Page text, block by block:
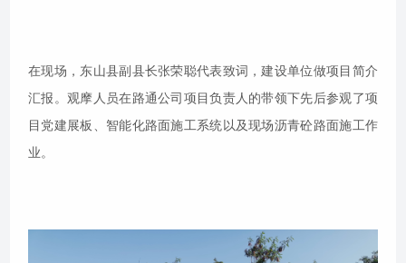
在现场，东山县副县长张荣聪代表致词，建设单位做项目简介
汇报。观摩人员在路通公司项目负责人的带领下先后参观了项
目党建展板、智能化路面施工系统以及现场沥青砼路面施工作
业。